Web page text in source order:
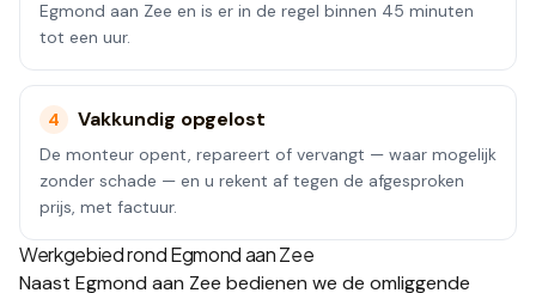
Egmond aan Zee en is er in de regel binnen 45 minuten
tot een uur.
4 Vakkundig opgelost
De monteur opent, repareert of vervangt — waar mogelijk
zonder schade — en u rekent af tegen de afgesproken
prijs, met factuur.
Werkgebied rondEgmond aan Zee
Naast Egmond aan Zee bedienen we de omliggende